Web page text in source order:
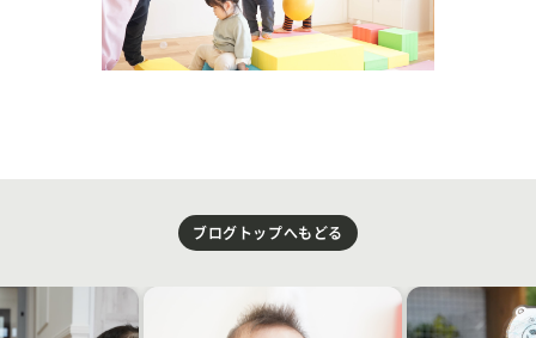
ブログトップへもどる